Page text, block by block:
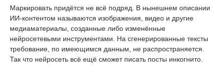
Маркировать придётся не всё подряд. В нынешнем описании
ИИ-контентом называются изображения, видео и другие
медиаматериалы, созданные либо изменённые
нейросетевыми инструментами. На сгенерированные тексты
требование, по имеющимся данным, не распространяется.
Так что нейросеть всё ещё сможет писать посты инкогнито.